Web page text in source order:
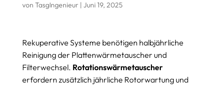
von TasgIngenieur | Juni 19, 2025
Rekuperative Systeme benötigen halbjährliche
Reinigung der Plattenwärmetauscher und
Filterwechsel. Rotationswärmetauscher
erfordern zusätzlich jährliche Rotorwartung und